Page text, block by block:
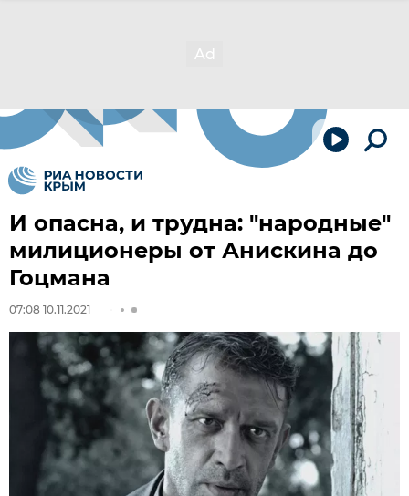
И опасна, и трудна: "народные"
милиционеры от Анискина до
Гоцмана
07:08 10.11.2021